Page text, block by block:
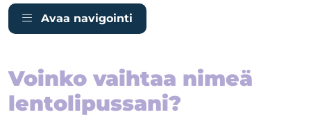
Avaa navigointi
Voinko vaihtaa nimeä
lentolipussani?